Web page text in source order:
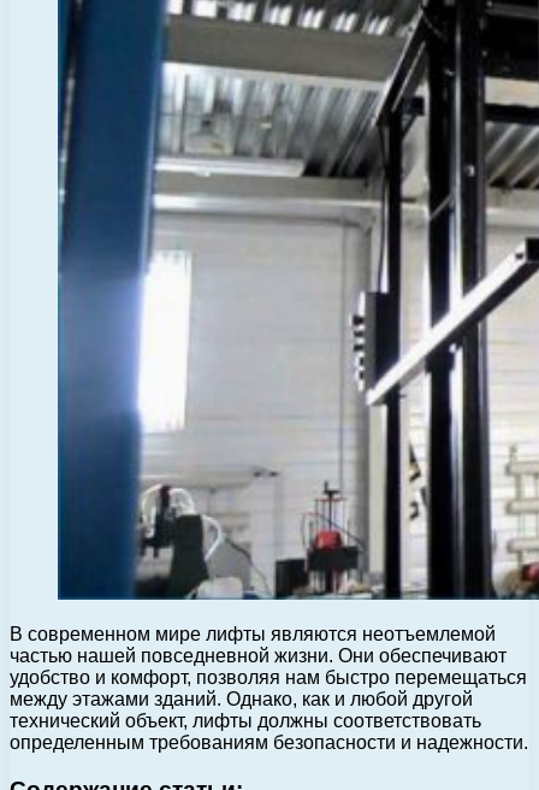
В современном мире лифты являются неотъемлемой
частью нашей повседневной жизни. Они обеспечивают
удобство и комфорт, позволяя нам быстро перемещаться
между этажами зданий. Однако, как и любой другой
технический объект, лифты должны соответствовать
определенным требованиям безопасности и надежности.